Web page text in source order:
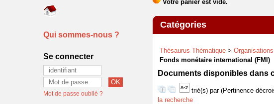
Catégories
Thésaurus Thématique >
Fonds monétaire international (FMI)
Documents disponibles dans
trié(s) par (Pertinence
la recherche
Qui sommes-nous ?
Se connecter
Mot de passe oublié ?